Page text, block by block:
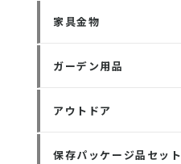
家具金物
ガーデン用品
アウトドア
保存パッケージ品セット